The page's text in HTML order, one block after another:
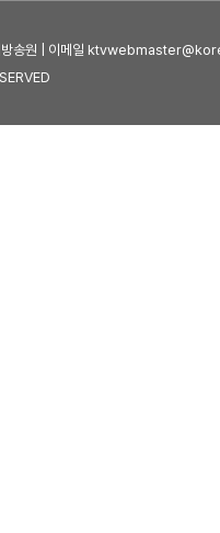
방송원 | 이메일